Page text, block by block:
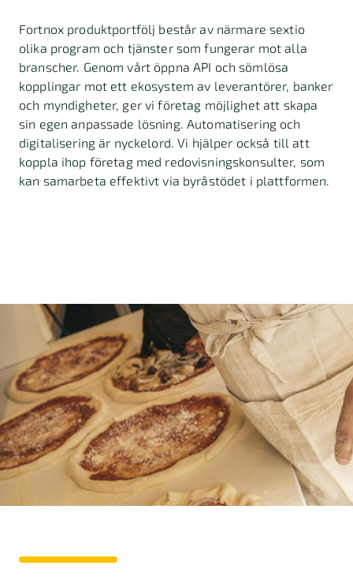
Fortnox produktportfölj består av närmare sextio
olika program och tjänster som fungerar mot alla
branscher. Genom vårt öppna API och sömlösa
kopplingar mot ett ekosystem av leverantörer, banker
och myndigheter, ger vi företag möjlighet att skapa
sin egen anpassade lösning. Automatisering och
digitalisering är nyckelord. Vi hjälper också till att
koppla ihop företag med redovisningskonsulter, som
kan samarbeta effektivt via byråstödet i plattformen.